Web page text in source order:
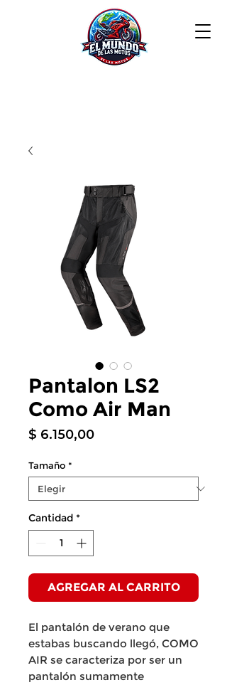
Pantalon LS2
Como Air Man
$ 6.150,00Precio
Tamaño *
Cantidad *
AGREGAR AL CARRITO
El pantalón de verano que
estabas buscando llegó, COMO
AIR se caracteriza por ser un
pantalón sumamente